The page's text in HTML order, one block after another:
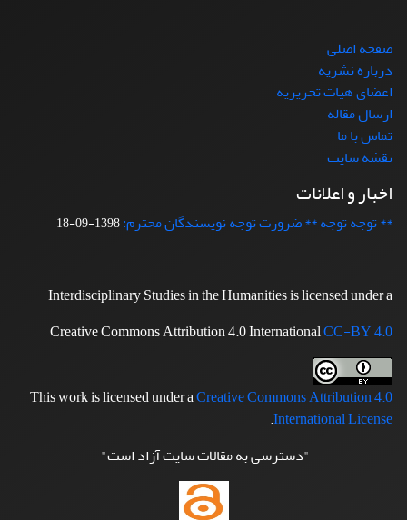
صفحه اصلی
درباره نشریه
اعضای هیات تحریریه
ارسال مقاله
تماس با ما
نقشه سایت
اخبار و اعلانات
** توجه توجه ** ضرورت توجه نویسندگان محترم:1398-09-18
Interdisciplinary Studies in the Humanities is licensed under a
Creative Commons Attribution 4.0 InternationalCC-BY 4.0
This work is licensed under aCreative Commons Attribution 4.0
International License
.
"دسترسی به مقالات سایت آزاد است"